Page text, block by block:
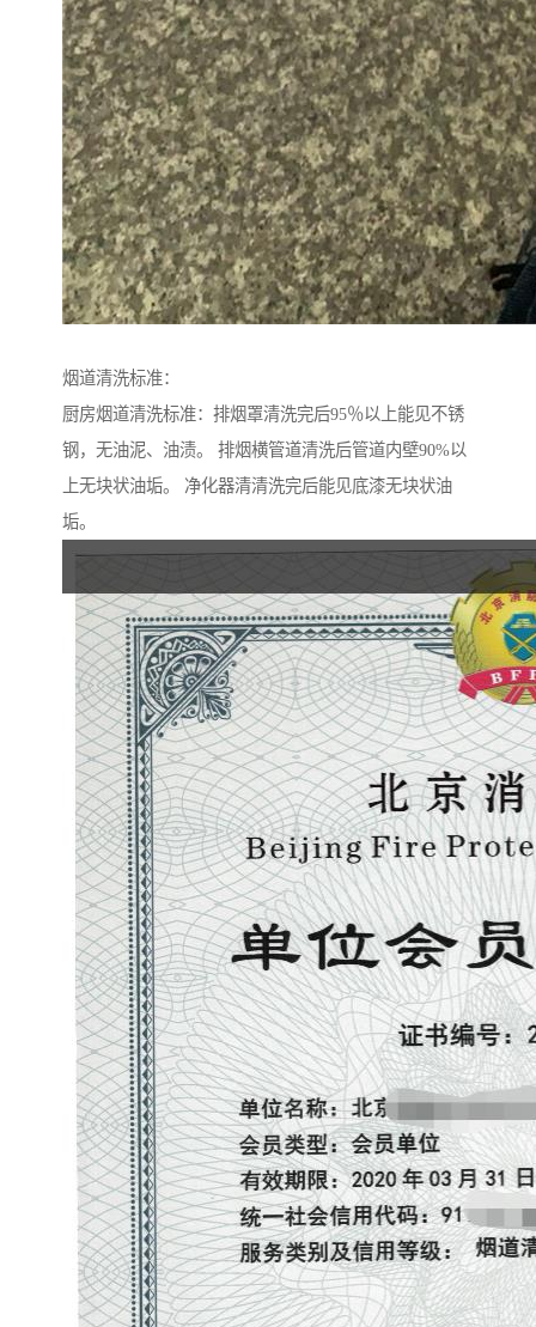
烟道清洗标准：
厨房烟道清洗标准：排烟罩清洗完后95％以上能见不锈
钢，无油泥、油渍。 排烟横管道清洗后管道内壁90%以
上无块状油垢。 净化器清清洗完后能见底漆无块状油
垢。